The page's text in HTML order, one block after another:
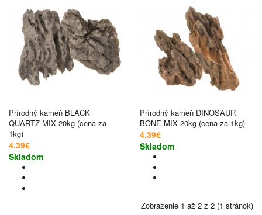
Prírodný kameň BLACK
QUARTZ MIX 20kg (cena za
1kg)
4.39€
Skladom
Prírodný kameň DINOSAUR
BONE MIX 20kg (cena za 1kg)
4.39€
Skladom
Zobrazenie 1 až 2 z 2 (1 stránok)